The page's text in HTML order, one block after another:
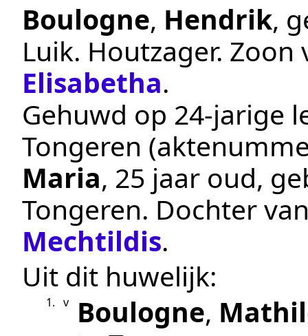
Boulogne, Hendrik,
Luik. Houtzager. Zoon
Elisabetha.
Gehuwd op 24-jarige
Tongeren
Maria, 25 jaar oud,
Tongeren. Dochter
Mechtildis.
Uit dit huwelijk:
1. v Boulogne,